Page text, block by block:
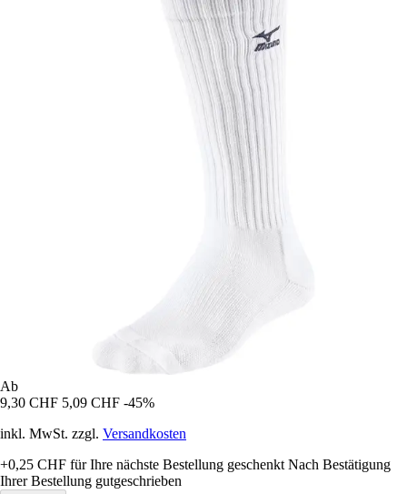
Ab
9,30 CHF 5,09 CHF -45%
inkl. MwSt. zzgl. Versandkosten
+0,25 CHF für Ihre nächste Bestellung geschenkt Nach Bestätigung
Ihrer Bestellung gutgeschrieben